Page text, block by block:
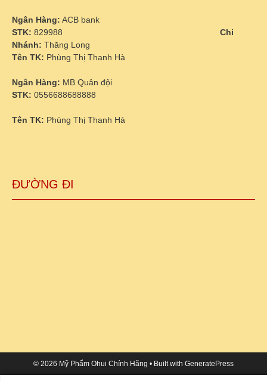
Ngân Hàng: ACB bank
STK: 829988 Chi
Nhánh: Thăng Long
Tên TK: Phùng Thị Thanh Hà
Ngân Hàng: MB Quân đội
STK: 0556688688888
Tên TK: Phùng Thị Thanh Hà
ĐƯỜNG ĐI
© 2026 Mỹ Phẩm Ohui Chính Hãng • Built with GeneratePress